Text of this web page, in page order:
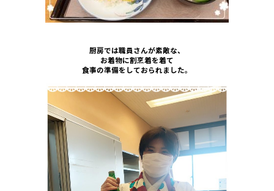
厨房では職員さんが素敵な、
お着物に割烹着を着て
食事の準備をしておられました。